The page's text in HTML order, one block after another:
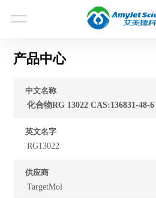
产品中心
中文名称
化合物RG 13022 CAS:136831-48-6
英文名字
RG13022
供应商
TargetMol